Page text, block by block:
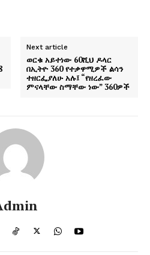
Next article
ወርቁ አይተነው 60ሺህ ዶላር
በኢትዮ 360 የተቃዋሚዎች ልሳን
ተዘርፌያለሁ አሉ፤ “የዘረፈው
ምናላቸው ስማቸው ነው” 360ዎች